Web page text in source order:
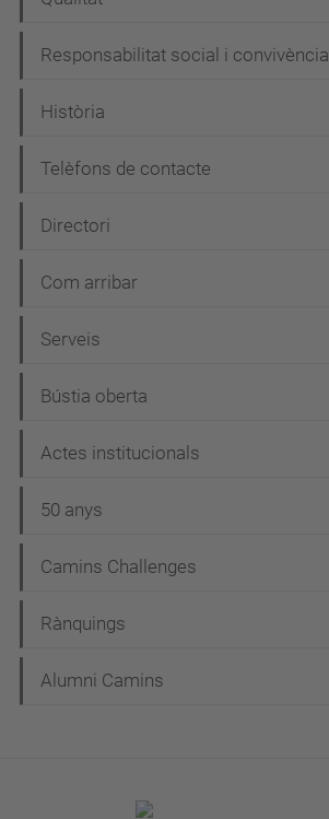
a
i
ó
Responsabilitat social i convivència
Història
Telèfons de contacte
Directori
Com arribar
Serveis
Bústia oberta
Actes institucionals
50 anys
Camins Challenges
Rànquings
Alumni Camins